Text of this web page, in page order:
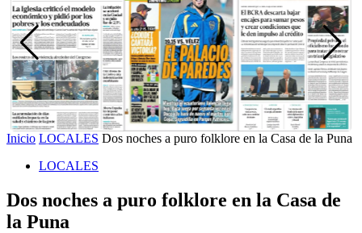
Inicio LOCALES Dos noches a puro folklore en la Casa de la Puna
LOCALES
Dos noches a puro folklore en la Casa de
la Puna